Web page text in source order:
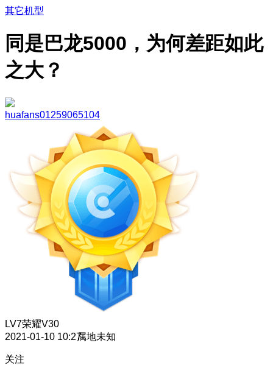
其它机型
同是巴龙5000，为何差距如此
之大？
huafans01259065104
LV7荣耀V30
2021-01-10 10:27属地未知
关注